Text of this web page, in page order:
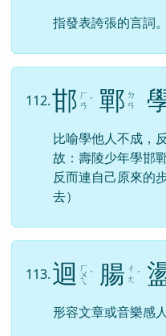
指發表誇張的言詞。
112.邯 ㄏ
ㄢ ˊ 鄲 ㄉ
ㄢ
比喻學他人不成，
故：壽陵少年學邯
反而連自己原來的
去）
113.迴 ㄏ
ㄨ
ㄟ
ˊ 腸 ㄔ
ㄤ ˊ
形容文章或音樂感